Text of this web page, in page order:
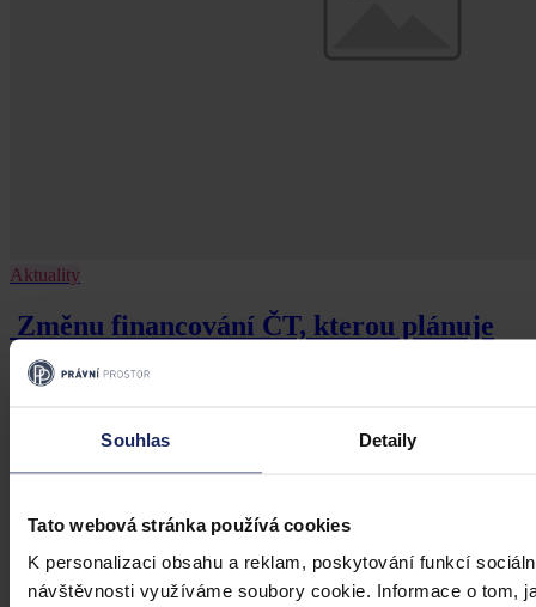
Souhlas Detaily
Tato webová stránka používá cookies
K personalizaci obsahu a reklam, poskytování funkcí
návštěvnosti využíváme soubory cookie. Informace o tom,
Aktuality
Změnu financování ČT, kterou plánuje
vláda, označil Senát za nežádoucí
(ČT), kterou plánuje vládní koalice, označil dnes Senát za
nežádoucí, nekoncepční a odporující platným pravidlům EU.
ČTK • 30. července 2026, 10:35